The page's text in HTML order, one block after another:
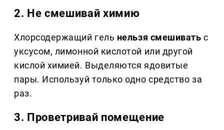
2. Не смешивай химию
Хлорсодержащий гель нельзя смешивать с
уксусом, лимонной кислотой или другой
кислой химией. Выделяются ядовитые
пары. Используй только одно средство за
раз.
3. Проветривай помещение